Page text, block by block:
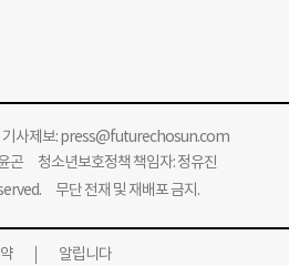
사제보:press@futurechosun.com
곤 청소년보호정책 책임자: 정유진
무단 전재 및 재배포 금지.
알립니다